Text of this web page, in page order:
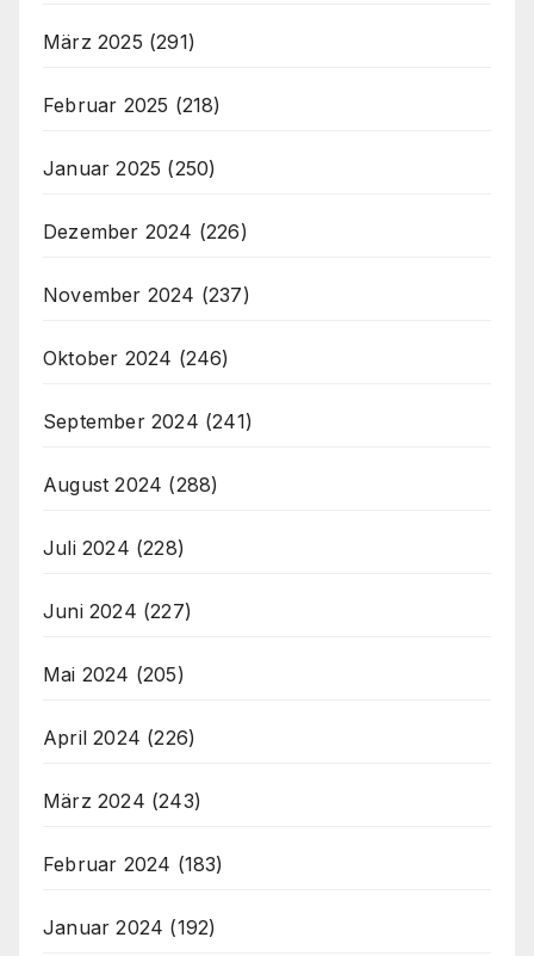
März 2025 (291)
Februar 2025 (218)
Januar 2025 (250)
Dezember 2024 (226)
November 2024 (237)
Oktober 2024 (246)
September 2024 (241)
August 2024 (288)
Juli 2024 (228)
Juni 2024 (227)
Mai 2024 (205)
April 2024 (226)
März 2024 (243)
Februar 2024 (183)
Januar 2024 (192)